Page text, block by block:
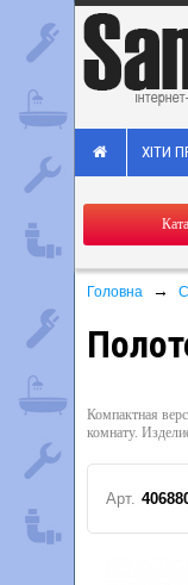
ХІТИ
Головна →
Компактная
комнату.
Арт.